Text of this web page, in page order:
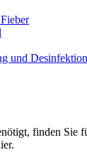
und Desinfektion
finden Sie